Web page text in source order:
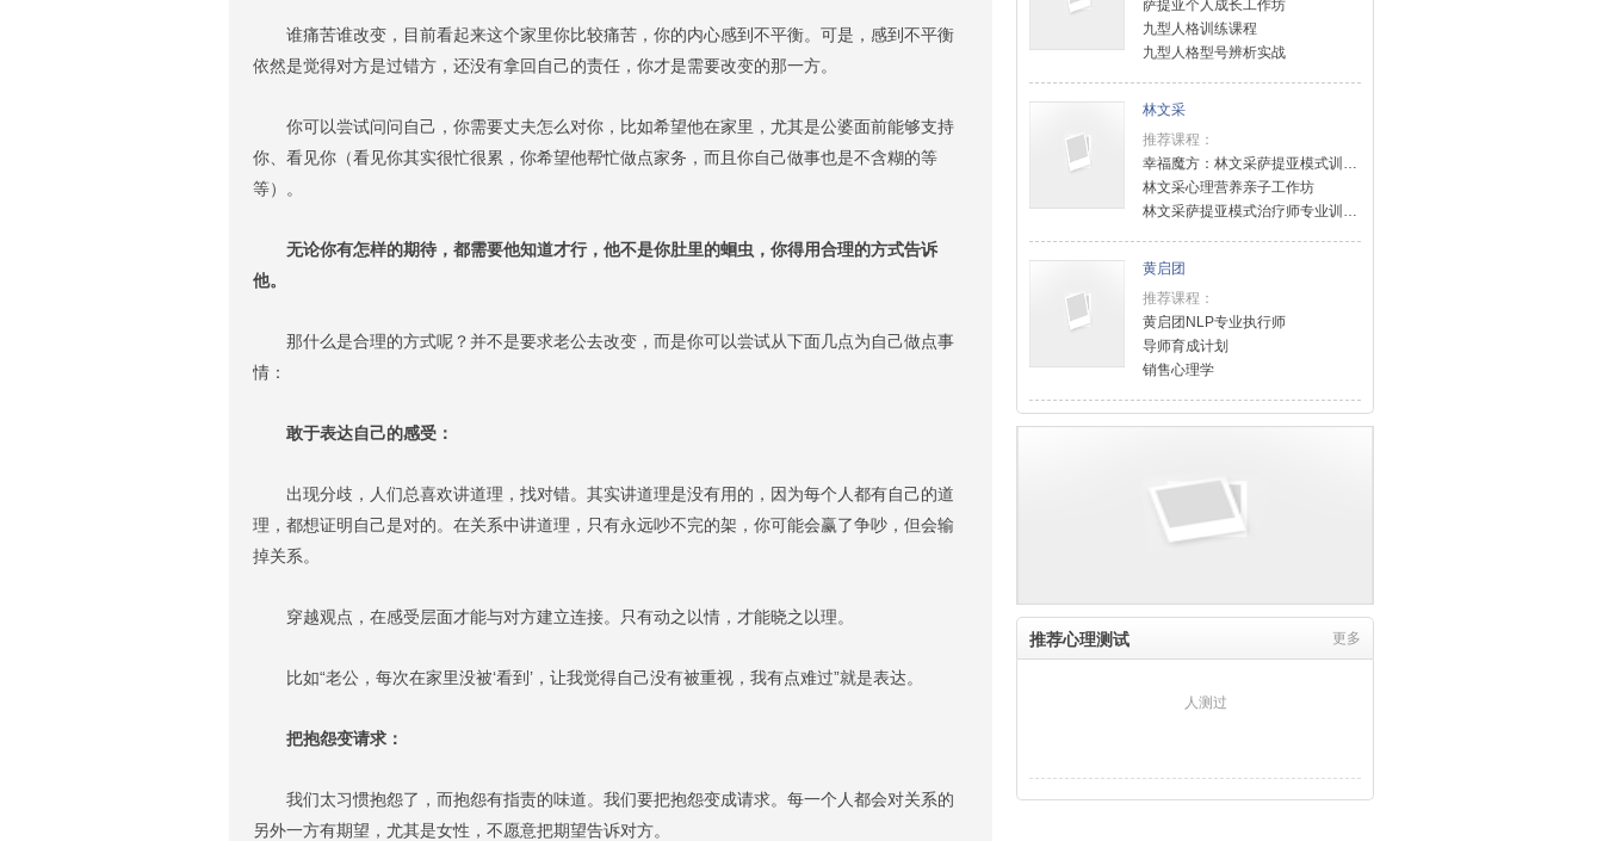
谁痛苦谁改变，目前看起来这个家里你比较痛苦，你的内心感到不平衡。可是，感到不平衡
依然是觉得对方是过错方，还没有拿回自己的责任，你才是需要改变的那一方。
你可以尝试问问自己，你需要丈夫怎么对你，比如希望他在家里，尤其是公婆面前能够支持
你、看见你（看见你其实很忙很累，你希望他帮忙做点家务，而且你自己做事也是不含糊的等
等）。
无论你有怎样的期待，都需要他知道才行，他不是你肚里的蛔虫，你得用合理的方式告诉
他。
那什么是合理的方式呢？并不是要求老公去改变，而是你可以尝试从下面几点为自己做点事
情：
敢于表达自己的感受：
出现分歧，人们总喜欢讲道理，找对错。其实讲道理是没有用的，因为每个人都有自己的道
理，都想证明自己是对的。在关系中讲道理，只有永远吵不完的架，你可能会赢了争吵，但会输
掉关系。
穿越观点，在感受层面才能与对方建立连接。只有动之以情，才能晓之以理。
比如“老公，每次在家里没被‘看到’，让我觉得自己没有被重视，我有点难过”就是表达。
把抱怨变请求：
我们太习惯抱怨了，而抱怨有指责的味道。我们要把抱怨变成请求。每一个人都会对关系的
另外一方有期望，尤其是女性，不愿意把期望告诉对方。
萨提亚个人成长工作坊
九型人格训练课程
九型人格型号辨析实战
林文采
推荐课程：
幸福魔方：林文采萨提亚模式训练课程
林文采心理营养亲子工作坊
林文采萨提亚模式治疗师专业训练课程（level2）
黄启团
推荐课程：
黄启团NLP专业执行师
导师育成计划
销售心理学
推荐心理测试 更多
人测过